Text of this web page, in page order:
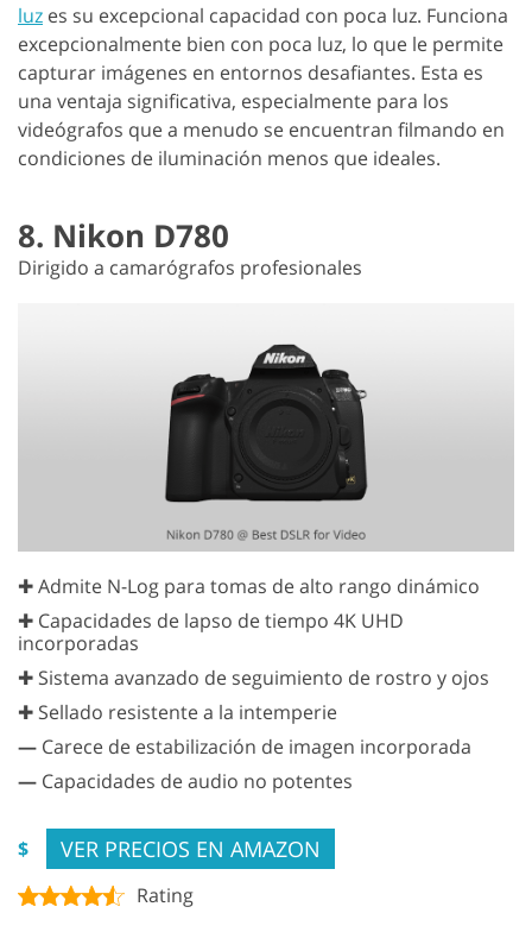
luz es su excepcional capacidad con poca luz. Funciona
excepcionalmente bien con poca luz, lo que le permite
capturar imágenes en entornos desafiantes. Esta es
una ventaja significativa, especialmente para los
videógrafos que a menudo se encuentran filmando en
condiciones de iluminación menos que ideales.
8. Nikon D780
Dirigido a camarógrafos profesionales
✚ Admite N-Log para tomas de alto rango dinámico
✚ Capacidades de lapso de tiempo 4K UHD
incorporadas
✚ Sistema avanzado de seguimiento de rostro y ojos
✚ Sellado resistente a la intemperie
— Carece de estabilización de imagen incorporada
— Capacidades de audio no potentes
$ VER PRECIOS EN AMAZON
Rating